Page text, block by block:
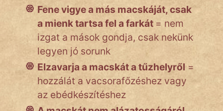
Fene vigye a más macskáját, csak
a mienk tartsa fel a farkát = nem
izgat a mások gondja, csak nekünk
legyen jó sorunk
Elzavarja a macskát a tűzhelyről =
hozzálát a vacsorafőzéshez vagy
az ebédkészítéshez